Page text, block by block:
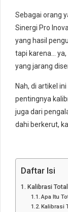
Sebagai orang
Sinergi Pro
yang hasil
tapi karena…
yang jarang
Nah, di artikel
pentingnya
juga dari
dahi berkerut,
Daftar Isi
Kalibrasi
Apa Itu
Kalibrasi